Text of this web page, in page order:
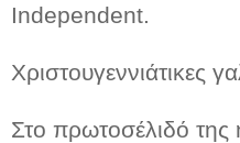
Independent.
Χριστουγεννιάτικες
Στο πρωτοσέλιδό της